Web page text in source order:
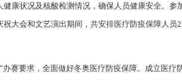
健康状况及核酸检测情况，确保人员健康安全。
祝大会和文艺演出期间，共安排医疗防疫保障人
办赛要求，全面做好冬奥医疗防疫保障。成立医